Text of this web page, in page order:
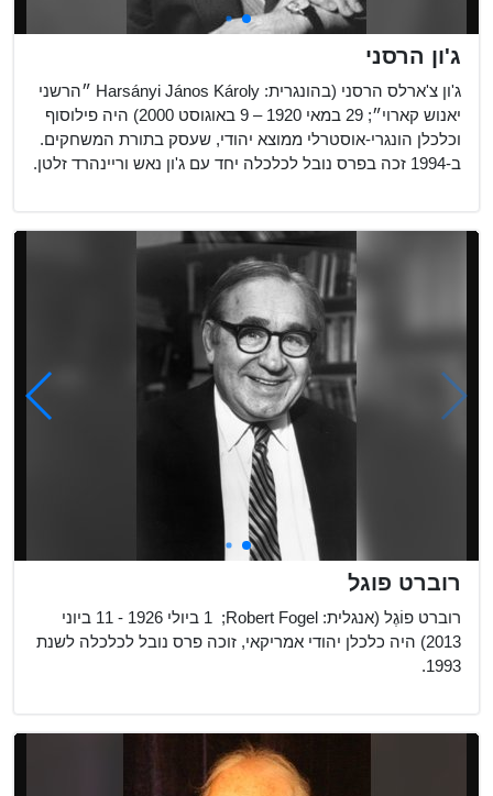
ג'ון הרסני
ג'ון צ'ארלס הרסני (בהונגרית: Harsányi János Károly ״הרשני
יאנוש קארוי״;‏ 29 במאי 1920 – 9 באוגוסט 2000) היה פילוסוף
וכלכלן הונגרי-אוסטרלי ממוצא יהודי, שעסק בתורת המשחקים.
ב-1994 זכה בפרס נובל לכלכלה יחד עם ג'ון נאש וריינהרד זלטן.
רוברט פוגל
רוברט פוֹגֶל (אנגלית: Robert Fogel; ‏ 1 ביולי 1926 - 11 ביוני
2013) היה כלכלן יהודי אמריקאי, זוכה פרס נובל לכלכלה לשנת
1993.